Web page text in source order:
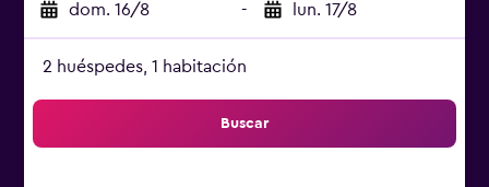
dom. 16/8 - lun. 17/8
2 huéspedes, 1 habitación
Buscar